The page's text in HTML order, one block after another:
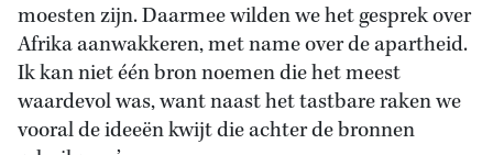
moesten zijn. Daarmee wilden we het gesprek over
Afrika aanwakkeren, met name over de apartheid.
Ik kan niet één bron noemen die het meest
waardevol was, want naast het tastbare raken we
vooral de ideeën kwijt die achter de bronnen